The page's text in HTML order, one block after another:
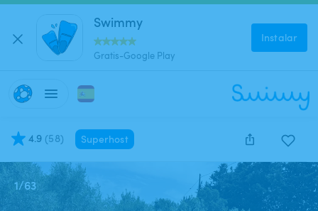
Swimmy
Gratis-Google Play
Instalar
4.9 (58) Superhost
1/63